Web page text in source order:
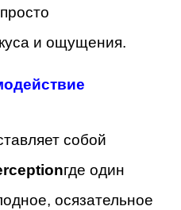
и ощущения.
собой
где один
осязательное